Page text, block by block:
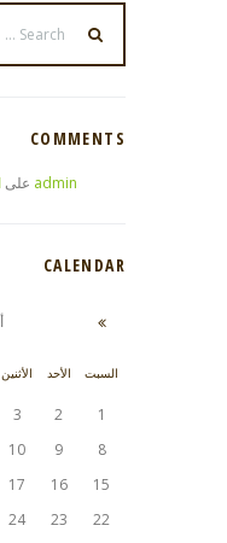
COMMENTS
admin على
CALENDAR
السبت الأحد الأثنين
1
2
3
8
9
10
15
16
17
22
23
24